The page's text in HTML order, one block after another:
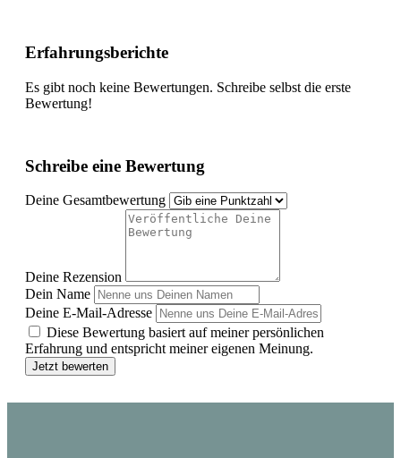
Erfahrungsberichte
Es gibt noch keine Bewertungen. Schreibe selbst die erste
Bewertung!
Schreibe eine Bewertung
Deine Gesamtbewertung
Deine Rezension
Dein Name
Deine E-Mail-Adresse
Diese Bewertung basiert auf meiner persönlichen
Erfahrung und entspricht meiner eigenen Meinung.
Jetzt bewerten